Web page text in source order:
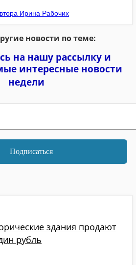
Ирина Рабочих
новости по теме:
на нашу рассылку и
интересные новости
недели
здания продают
рубль